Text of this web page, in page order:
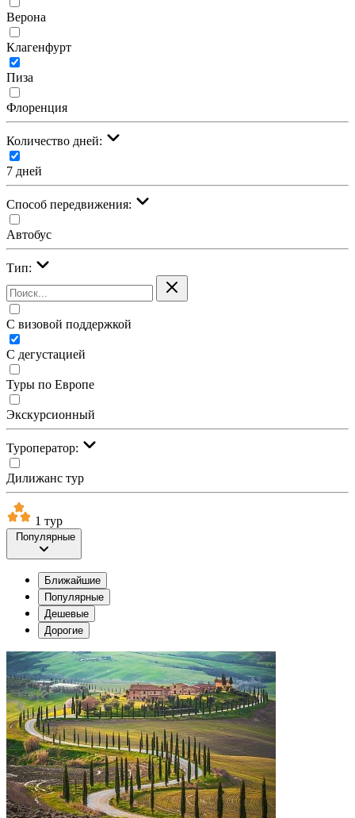
Верона
Клагенфурт
Пиза
Флоренция
Количество дней:
7 дней
Cпособ передвижения:
Автобус
Тип:
С визовой поддержкой
С дегустацией
Туры по Европе
Экскурсионный
Туроператор:
Дилижанс тур
1 тур
Популярные
Ближайшие
Популярные
Дешевые
Дорогие